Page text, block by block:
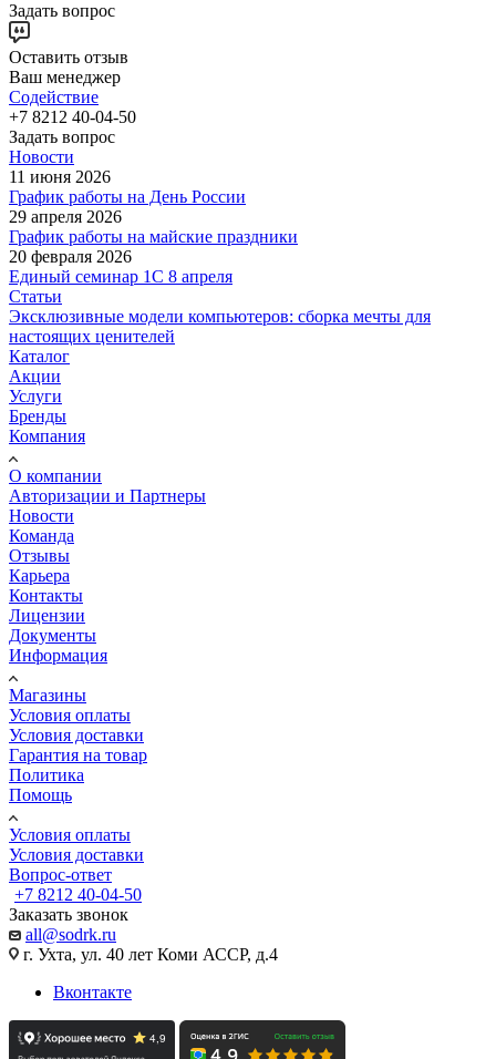
Задать вопрос
Оставить отзыв
Ваш менеджер
Содействие
+7 8212 40-04-50
Задать вопрос
Новости
11 июня 2026
График работы на День России
29 апреля 2026
График работы на майские праздники
20 февраля 2026
Единый семинар 1С 8 апреля
Статьи
Эксклюзивные модели компьютеров: сборка мечты для
настоящих ценителей
Каталог
Акции
Услуги
Бренды
Компания
О компании
Авторизации и Партнеры
Новости
Команда
Отзывы
Карьера
Контакты
Лицензии
Документы
Информация
Магазины
Условия оплаты
Условия доставки
Гарантия на товар
Политика
Помощь
Условия оплаты
Условия доставки
Вопрос-ответ
+7 8212 40-04-50
Заказать звонок
all@sodrk.ru
г. Ухта, ул. 40 лет Коми АССР, д.4
Вконтакте